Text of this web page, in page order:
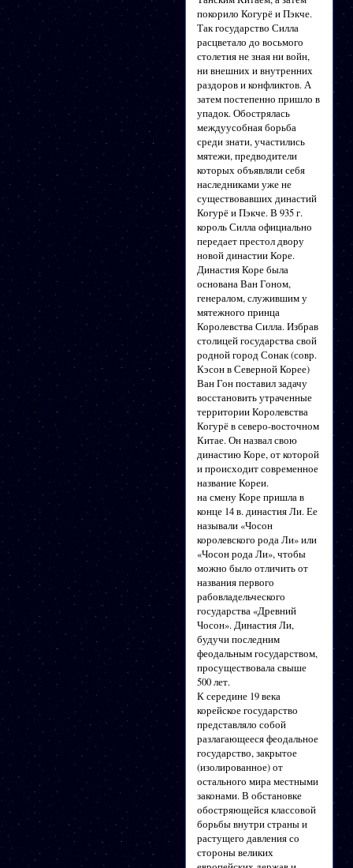
покорило Когурё и Пэкче.
Так государство Силла
расцветало до восьмого
столетия не зная ни войн,
ни внешних и внутренних
раздоров и конфликтов. А
затем постепенно пришло в
упадок. Обострялась
междуусобная борьба
среди знати, участились
мятежи, предводители
которых объявляли себя
наследниками уже не
существовавших династий
Когурё и Пэкче. В 935 г.
король Силла официально
передает престол двору
новой династии Коре.
Династия Коре была
основана Ван Гоном,
генералом, служившим у
мятежного принца
Королевства Силла. Избрав
столицей государства свой
родной город Сонак (совр.
Кэсон в Северной Корее)
Ван Гон поставил задачу
восстановить утраченные
территории Королевства
Когурё в северо-восточном
Китае. Он назвал свою
династию Коре, от которой
и происходит современное
название Кореи.
на смену Коре пришла в
конце 14 в. династия Ли. Ее
называли «Чосон
королевского рода Ли» или
«Чосон рода Ли», чтобы
можно было отличить от
названия первого
рабовладельческого
государства «Древний
Чосон». Династия Ли,
будучи последним
феодальным государством,
просуществовала свыше
500 лет.
К середине 19 века
корейское государство
представляло собой
разлагающееся феодальное
государство, закрытое
(изолированное) от
остального мира местными
законами. В обстановке
обостряющейся классовой
борьбы внутри страны и
растущего давления со
стороны великих